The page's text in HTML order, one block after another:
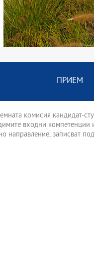
ПРИЕМ
комисия кандидат-
входни компетенции
направление, записват